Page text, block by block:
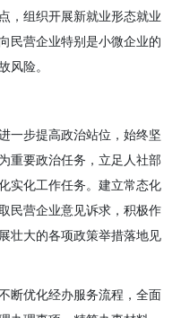
，组织开展新就业形态就业
民营企业特别是小微企业的
风险。
一步提高政治站位，始终坚
重要政治任务，立足人社部
实化工作任务。建立常态化
民营企业意见诉求，积极作
壮大的各项政策举措落地见
断优化经办服务流程，全面